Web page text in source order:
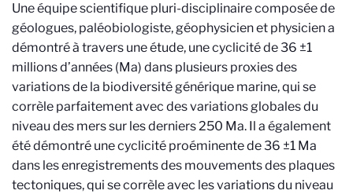
Une équipe scientifique pluri-disciplinaire composée de
géologues, paléobiologiste, géophysicien et physicien a
démontré à travers une étude, une cyclicité de 36 ±1
millions d’années (Ma) dans plusieurs proxies des
variations de la biodiversité générique marine, qui se
corrèle parfaitement avec des variations globales du
niveau des mers sur les derniers 250 Ma. Il a également
été démontré une cyclicité proéminente de 36 ±1 Ma
dans les enregistrements des mouvements des plaques
tectoniques, qui se corrèle avec les variations du niveau